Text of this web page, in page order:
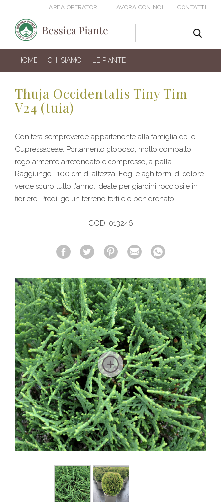
AREA OPERATORI LAVORA CON NOI CONTATTI
HOME CHI SIAMO LE PIANTE
Thuja Occidentalis Tiny Tim
V24 (tuia)
Conifera sempreverde appartenente alla famiglia delle
Cupressaceae. Portamento globoso, molto compatto,
regolarmente arrotondato e compresso, a palla.
Raggiunge i 100 cm di altezza. Foglie aghiformi di colore
verde scuro tutto l'anno. Ideale per giardini rocciosi e in
fioriere. Predilige un terreno fertile e ben drenato.
COD. 013246